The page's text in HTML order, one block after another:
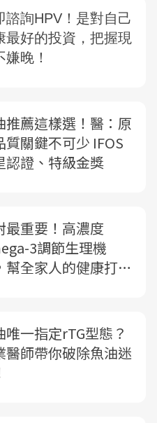
推薦這樣選！醫：原
質關鍵不可少 IFOS
認證、特級金獎
最重要！高濃度
3調節生理機
幫全家人的健康打
唯一指定rTG型態？
醫師帶你破除魚油迷